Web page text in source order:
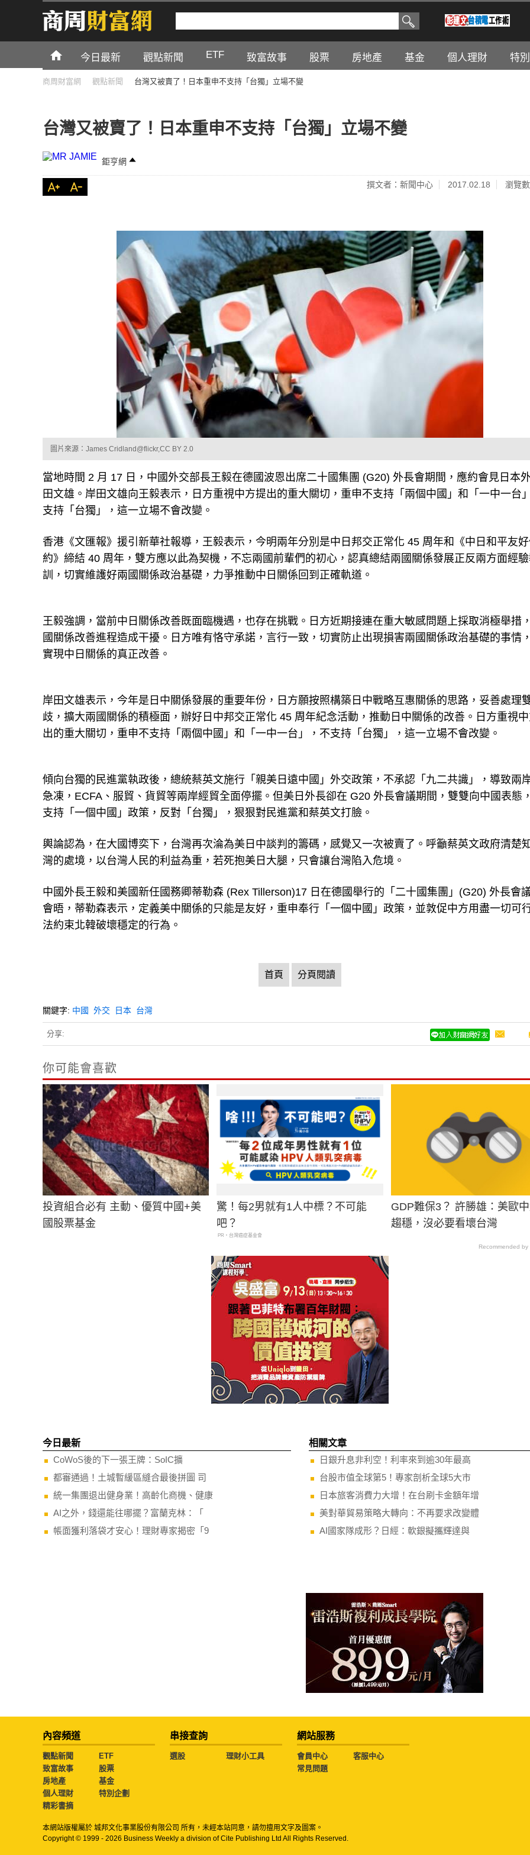
今日最新 觀點新聞 ETF 致富故事 股票 房地產 基金 個人理財 特
商周財富網 觀點新聞 台灣又被賣了！日本重申不支持「台獨」立場不變
台灣又被賣了！日本重申不支持「台獨」立場不變
鉅亨網
撰文者：新聞中心 2017.02.18 瀏覽
圖片來源：James Cridland@flickr,CC BY 2.0
當地時間 2 月 17 日，中國外交部長王毅在德國波恩出席二十國集團 (G20) 外長會期間，應約會見日本
田文雄。岸田文雄向王毅表示，日方重視中方提出的重大關切，重申不支持「兩個中國」和「一中一台
支持「台獨」，這一立場不會改變。
香港《文匯報》援引新華社報導，王毅表示，今明兩年分別是中日邦交正常化 45 周年和《中日和平友
約》締結 40 周年，雙方應以此為契機，不忘兩國前輩們的初心，認真總結兩國關係發展正反兩方面經
訓，切實維護好兩國關係政治基礎，力爭推動中日關係回到正確軌道。
王毅強調，當前中日關係改善既面臨機遇，也存在挑戰。日方近期接連在重大敏感問題上採取消極舉措
國關係改善進程造成干擾。日方唯有恪守承諾，言行一致，切實防止出現損害兩國關係政治基礎的事情
實現中日關係的真正改善。
岸田文雄表示，今年是日中關係發展的重要年份，日方願按照構築日中戰略互惠關係的思路，妥善處理
歧，擴大兩國關係的積極面，辦好日中邦交正常化 45 周年紀念活動，推動日中關係的改善。日方重視
出的重大關切，重申不支持「兩個中國」和「一中一台」，不支持「台獨」，這一立場不會改變。
傾向台獨的民進黨執政後，總統蔡英文施行「親美日遠中國」外交政策，不承認「九二共識」，導致兩
急凍，ECFA、服貿、貨貿等兩岸經貿全面停擺。但美日外長卻在 G20 外長會議期間，雙雙向中國表態
支持「一個中國」政策，反對「台獨」，狠狠對民進黨和蔡英文打臉。
輿論認為，在大國博奕下，台灣再次淪為美日中談判的籌碼，感覺又一次被賣了。呼籲蔡英文政府清楚
灣的處境，以台灣人民的利益為重，若死抱美日大腿，只會讓台灣陷入危境。
中國外長王毅和美國新任國務卿蒂勒森 (Rex Tillerson)17 日在德國舉行的「二十國集團」(G20) 外長會
會晤，蒂勒森表示，定義美中關係的只能是友好，重申奉行「一個中國」政策，並敦促中方用盡一切可
法約束北韓破壞穩定的行為。
首頁 分頁閱讀
關鍵字: 中國 外交 日本 台灣
分享:
你可能會喜歡
投資組合必有 主動、優質中國+美
國股票基金
驚！每2男就有1人中標？不可能
吧？
PR・台灣癌症基金會
GDP難保3？ 許勝雄：美歐
趨穩，沒必要看壞台灣
Recommended by
今日最新
CoWoS後的下一張王牌：SoIC擴
都審通過！土城暫緩區縫合最後拼圖 司
統一集團退出健身業！高齡化商機、健康
AI之外，錢還能往哪擺？富蘭克林：「
帳面獲利落袋才安心！理財專家揭密「9
相關文章
日銀升息非利空！利率來到逾30年最高
台股市值全球第5！專家剖析全球5大市
日本旅客消費力大增！在台刷卡金額年增
美對華貿易策略大轉向：不再要求改變體
AI國家隊成形？日經：軟銀擬攜輝達與
內容頻道
觀點新聞
ETF
致富故事
股票
房地產
基金
個人理財
特別企劃
精彩書摘
串接查詢
選股 理財小工具
網站服務
會員中心
客服中心
常見問題
本網站版權屬於 城邦文化事業股份有限公司 所有，未經本站同意，請勿擅用文字及圖案。
Copyright © 1999 - 2026 Business Weekly a division of Cite Publishing Ltd All Rights Reserved.